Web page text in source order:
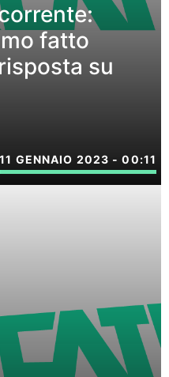
fatto
su
11 GENNAIO 2023 - 00:11